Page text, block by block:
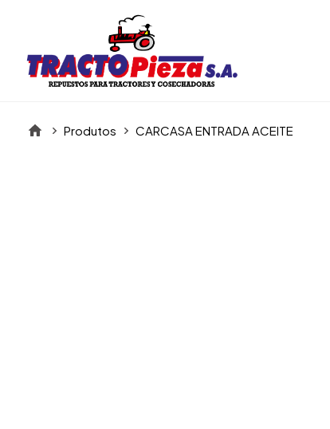
Produtos CARCASA ENTRADA ACEITE